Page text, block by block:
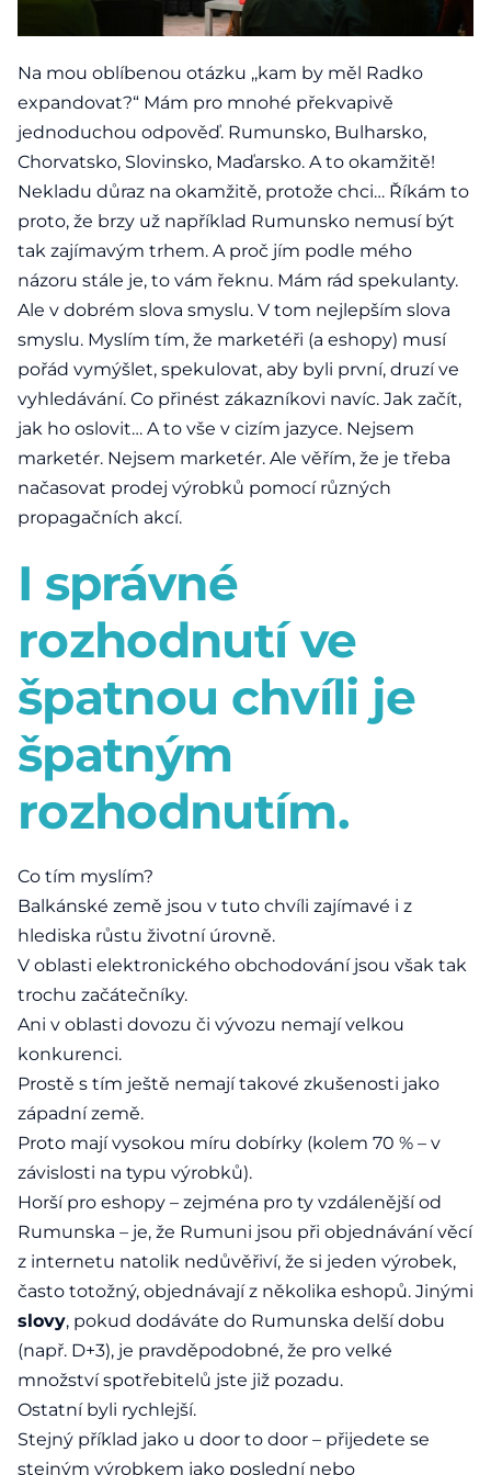
Zásady ochrany osobních údajů
Čeština
English
Deutsch
Magyar
Polski
Slovenčina
Na mou oblíbenou otázku ,,kam by měl Radko
expandovat?“ Mám pro mnohé překvapivě
jednoduchou odpověď. Rumunsko, Bulharsko,
Chorvatsko, Slovinsko, Maďarsko. A to okamžitě!
Nekladu důraz na okamžitě, protože chci… Říkám to
proto, že brzy už například Rumunsko nemusí být
tak zajímavým trhem. A proč jím podle mého
názoru stále je, to vám řeknu. Mám rád spekulanty.
Ale v dobrém slova smyslu. V tom nejlepším slova
smyslu. Myslím tím, že marketéři (a eshopy) musí
pořád vymýšlet, spekulovat, aby byli první, druzí ve
vyhledávání. Co přinést zákazníkovi navíc. Jak začít,
jak ho oslovit… A to vše v cizím jazyce. Nejsem
marketér. Nejsem marketér. Ale věřím, že je třeba
načasovat prodej výrobků pomocí různých
propagačních akcí.
I správné
rozhodnutí ve
špatnou chvíli je
špatným
rozhodnutím.
Co tím myslím?
Balkánské země jsou v tuto chvíli zajímavé i z
hlediska růstu životní úrovně.
V oblasti elektronického obchodování jsou však tak
trochu začátečníky.
Ani v oblasti dovozu či vývozu nemají velkou
konkurenci.
Prostě s tím ještě nemají takové zkušenosti jako
západní země.
Proto mají vysokou míru dobírky (kolem 70 % – v
závislosti na typu výrobků).
Horší pro eshopy – zejména pro ty vzdálenější od
Rumunska – je, že Rumuni jsou při objednávání věcí
z internetu natolik nedůvěřiví, že si jeden výrobek,
často totožný, objednávají z několika eshopů. Jinými
slovy, pokud dodáváte do Rumunska delší dobu
(např. D+3), je pravděpodobné, že pro velké
množství spotřebitelů jste již pozadu.
Ostatní byli rychlejší.
Stejný příklad jako u door to door – přijedete se
stejným výrobkem jako poslední nebo